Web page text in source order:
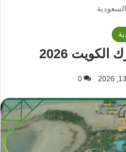
السعودية
2026
0